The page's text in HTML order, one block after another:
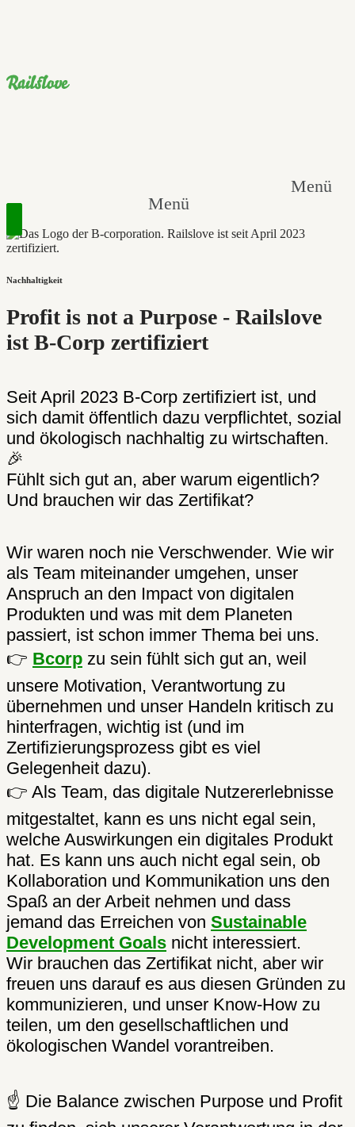
Menü
Menü
Nachhaltigkeit
Profit is not a Purpose - Railslove
ist B-Corp zertifiziert
Seit April 2023 B-Corp zertifiziert ist, und
sich damit öffentlich dazu verpflichtet, sozial
und ökologisch nachhaltig zu wirtschaften.
🎉
Fühlt sich gut an, aber warum eigentlich?
Und brauchen wir das Zertifikat?
Wir waren noch nie Verschwender. Wie wir
als Team miteinander umgehen, unser
Anspruch an den Impact von digitalen
Produkten und was mit dem Planeten
passiert, ist schon immer Thema bei uns.
👉 Bcorp zu sein fühlt sich gut an, weil
unsere Motivation, Verantwortung zu
übernehmen und unser Handeln kritisch zu
hinterfragen, wichtig ist (und im
Zertifizierungsprozess gibt es viel
Gelegenheit dazu).
👉 Als Team, das digitale Nutzererlebnisse
mitgestaltet, kann es uns nicht egal sein,
welche Auswirkungen ein digitales Produkt
hat. Es kann uns auch nicht egal sein, ob
Kollaboration und Kommunikation uns den
Spaß an der Arbeit nehmen und dass
jemand das Erreichen von Sustainable
Development Goals nicht interessiert.
Wir brauchen das Zertifikat nicht, aber wir
freuen uns darauf es aus diesen Gründen zu
kommunizieren, und unser Know-How zu
teilen, um den gesellschaftlichen und
ökologischen Wandel vorantreiben.
☝ Die Balance zwischen Purpose und Profit